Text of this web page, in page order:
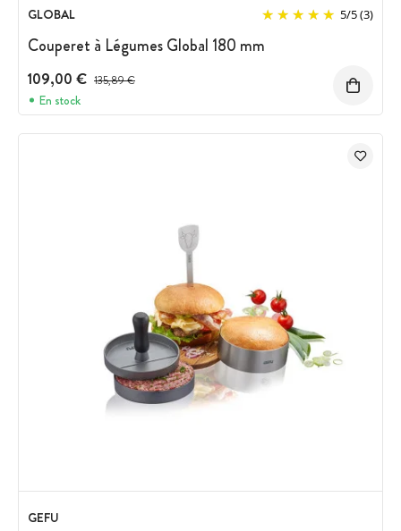
GLOBAL 5/5(3)
Couperet à Légumes Global 180 mm
109,00 € Prix avant réduction :
135,89 €
En stock
GEFU